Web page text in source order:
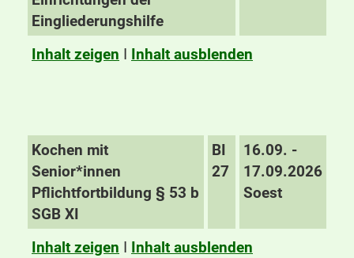
Eingliederungshilfe
Inhalt zeigen I Inhalt ausblenden
Kochen mit
Senior*innen
Pflichtfortbildung § 53 b
SGB XI
BI
27
16.09. -
17.09.2026
Soest
Inhalt zeigen I Inhalt ausblenden